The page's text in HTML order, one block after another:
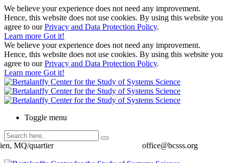
We believe your experience does not need any improvement.
Hence, this website does not use cookies. By using this website you
agree to ourPrivacy and Data Protection Policy.
Learn more Got it!
We believe your experience does not need any improvement.
Hence, this website does not use cookies. By using this website you
agree to ourPrivacy and Data Protection Policy.
Learn more Got it!
Toggle menu
office@bcsss.org
MQ/quartier